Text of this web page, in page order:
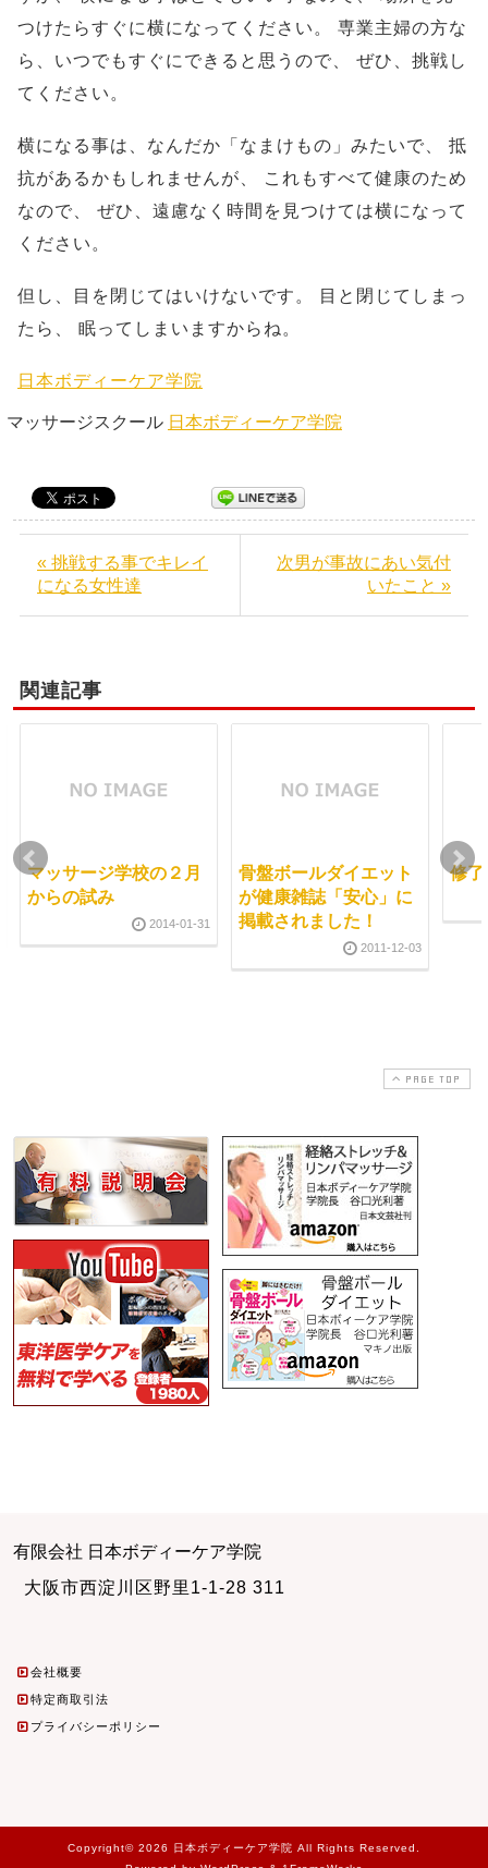
つけたらすぐに横になってください。
専業主婦の方な
ら、いつでもすぐにできると思うので、
ぜひ、挑戦し
てください。
横になる事は、なんだか「なまけもの」みたいで、
抵
抗があるかもしれませんが、
これもすべて健康のため
なので、
ぜひ、遠慮なく時間を見つけては横になって
ください。
但し、目を閉じてはいけないです。
目と閉じてしまっ
たら、
眠ってしまいますからね。
日本ボディーケア学院
マッサージスクール 日本ボディーケア学院
« 挑戦する事でキレイ
になる女性達
次男が事故にあい気付
いたこと »
関連記事
マッサージ学校の２月
からの試み
2014-01-31
骨盤ボールダイエット
が健康雑誌「安心」に
掲載されました！
2011-12-03
修
PAGE TOP
有限会社 日本ボディーケア学院
大阪市西淀川区野里1-1-28 311
会社概要
特定商取引法
プライバシーポリシー
Copyright© 2026 日本ボディーケア学院 All Rights Reserved.